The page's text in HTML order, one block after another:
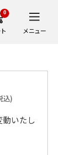
0
メニュー
込)
いたし